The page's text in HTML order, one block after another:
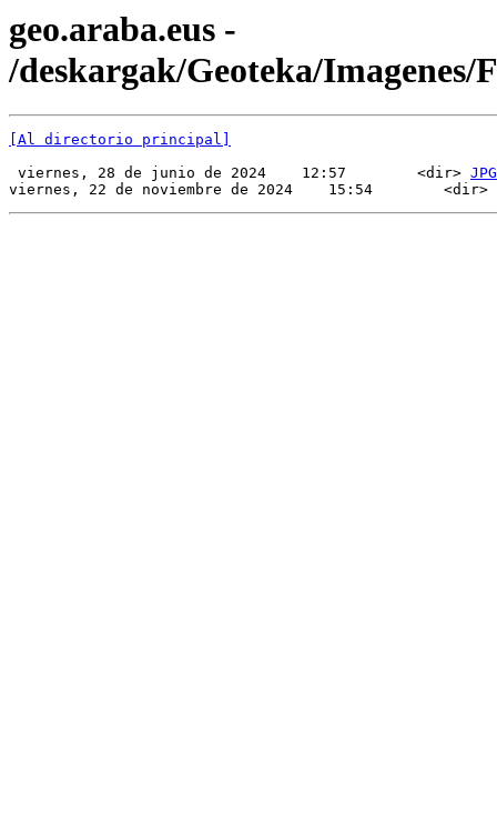
geo.araba.eus -
/deskargak/Geoteka/Imagenes/
[Al directorio principal]
viernes, 28 de junio de 2024    12:57        <dir> JPG
viernes, 22 de noviembre de 2024    15:54        <dir>